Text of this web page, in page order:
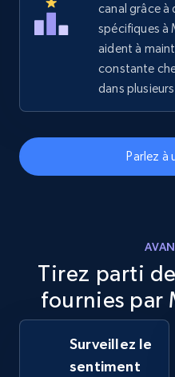
359+
eBay - Gather data
Seller reviews,
eBay - Collect
URL, Product id, Title,
Seller reviews,
more.
canal grâce
spécifiques à
aident à
constante
dans
Parlez à
Tirez parti
fournies par
Surveillez le
sentiment